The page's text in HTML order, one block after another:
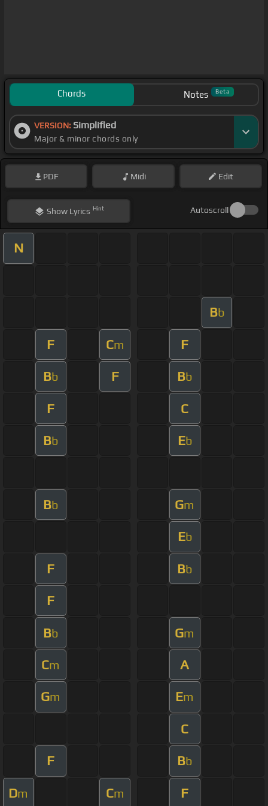
Chords Notes Beta
VERSION: Simplified
Major & minor chords only
PDF Midi Edit
ShowLyrics Hint Autoscroll
N
Bb
F Cm F
Bb F Bb
F C
Bb Eb
Bb Gm
Eb
F Bb
F
Bb Gm
Cm A
Gm Em
C
F Bb
Dm Cm F